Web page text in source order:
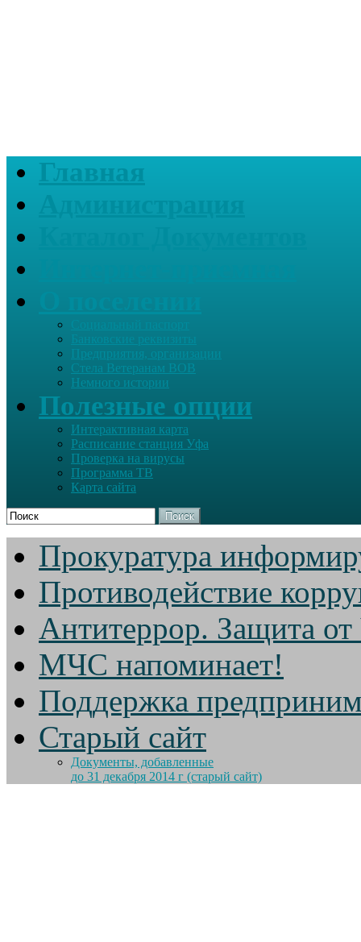
Главная
Банковские реквизиты
Предприятия, организации
Стела Ветеранам ВОВ
Немного истории
Полезные опции
Интерактивная карта
Расписание станция Уфа
Проверка на вирусы
Программа ТВ
Карта сайта
Поиск
Прокуратура
Противодействие
Антитеррор. Защита
МЧС напоминает!
Поддержка
Старый сайт
Документы, добавленные
до 31 декабря 2014 г (старый сайт)